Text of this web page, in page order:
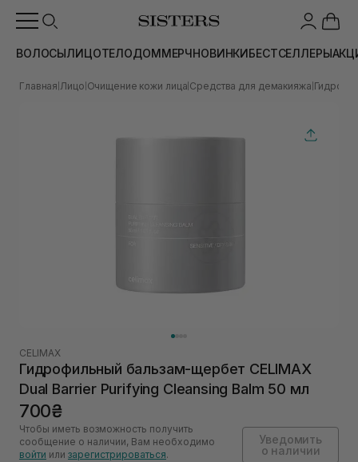
ВОЛОСЫЛИЦОТЕЛОДОММЕРЧНОВИНКИБЕСТСЕЛЛЕРЫ
Главная Лицо Очищение кожи лица Средства для демакияжа
CELIMAX
Гидрофильный бальзам-щербет CELIMAX
Dual Barrier Purifying Cleansing Balm 50 мл
700₴
Чтобы иметь возможность получить
сообщение о наличии, Вам необходимо
войти или зарегистрироваться.
Уведомить
о наличии